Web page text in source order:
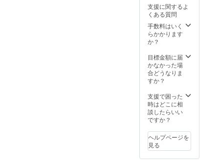
でしか
聞けな
いメッ
セージ
一緒
に、新
しい“出
りませ
んか？
・一気
に認知
を広げ
たい方
今まで
の投稿
を“バズ
らせて
き
しー
が、 あ
なたの
メッ
を丁寧
にカタ
チにし
てお届
楽・構
成）ま
でプロ
が対応
・SNS
に合わ
せた再
生され
やすい
納品形
式：1本
あたり
30〜60
本 ● こ
んな方
におす
すめ ・
（事前
に内容
打ち合
わせ）
・
amス
トー
リーズ
または
ドにて
ご紹介
・公式
LINEに
万人へ
のメッ
セージ
配信 ・
で指導
しま
す。 ●
内容
（10ヶ
月延長
特典つ
き） ・
集中講
（Zoom
または
録画視
聴）
×48回
（週1回
12か
月） ・
ワー）
Instagr
am（約
10万
フォロ
LINE公
式（リ
スト
15,000
Facebo
ok（実
名アカ
ウン
こんな
方にお
すすめ
・SNS
支援に関するよ
くある質問
手数料はいく
らかかります
か？
目標金額に届
かなかった場
合どうなりま
すか？
支援で困った
時はどこに相
談したらいい
ですか？
ヘルプページを
見る